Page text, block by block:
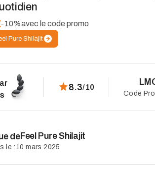
-10%avec le code promo
Pure Shilajit
8.3/10
Code
deFeel Pure Shilajit
le : 10 mars 2025